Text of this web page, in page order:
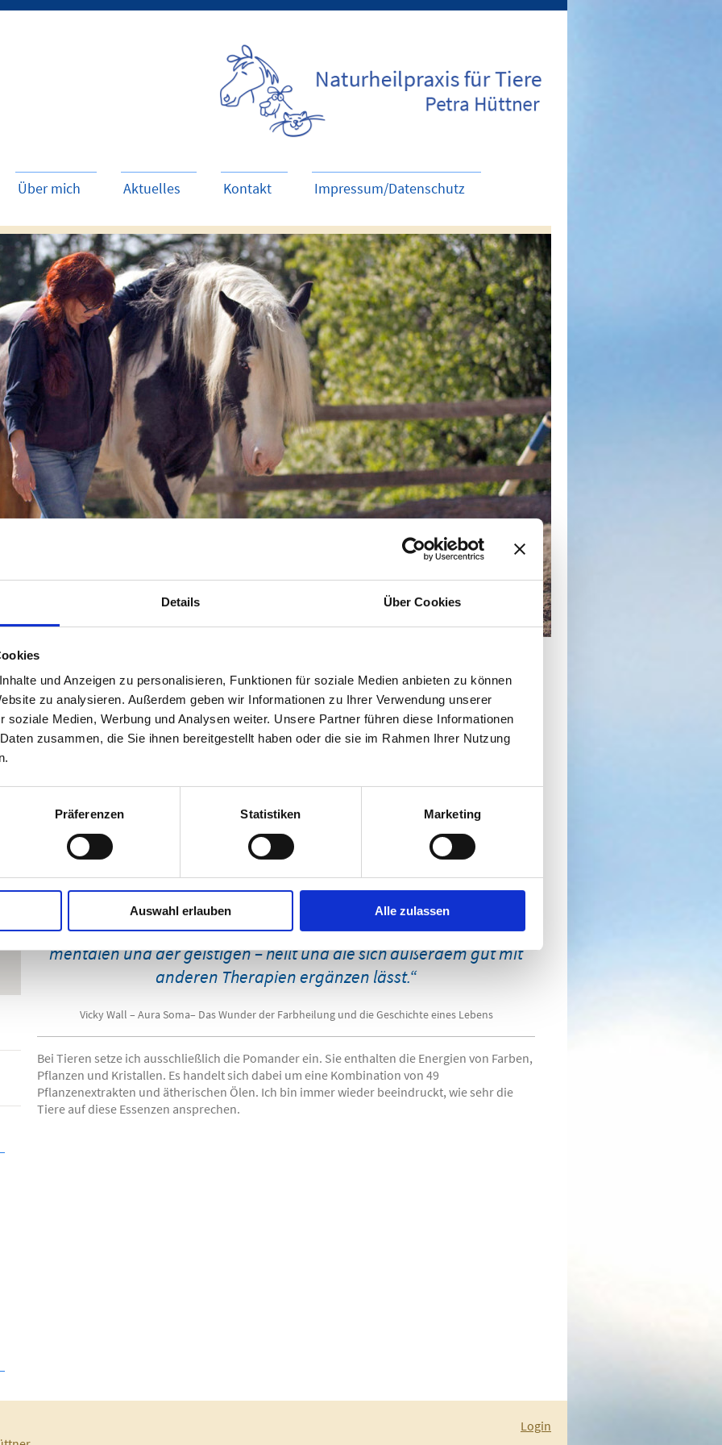
Details Über Cookies
und Anzeigen zu personalisieren, Funktionen für soziale Medien anbieten zu können
zu analysieren. Außerdem geben wir Informationen zu Ihrer Verwendung unserer
soziale Medien, Werbung und Analysen weiter. Unsere Partner führen diese Informationen
zusammen, die Sie ihnen bereitgestellt haben oder die sie im Rahmen Ihrer Nutzung
Präferenzen Statistiken Marketing
Auswahl erlauben Alle zulassen
Über mich Aktuelles Kontakt Impressum/Datenschutz
Aura Soma
Die Engländerin Vicky Wall(1918 – 1991) war bereits über sechzig Jahre alt und fast völlig
erblindet, als sie in einer Nacht im Jahr 1984, einer inneren Eingebung folgend, Aura-Soma
„Doch mein »Weg nach Damaskus« brachte mir eine strahlende
Offenbarung: die Geburt der Aura-Soma-Balance-Öle, die sich als
Spiegel der Seele erwiesen und die das Leben so vieler Menschen
verändern und heilen sollten. Mit Aura-Soma entfaltete sich eine
einzigartige Facette der Farbtherapie, die viele Lebensenergien
einschließt und auf allen Ebenen – auf der körperlichen, der
mentalen und der geistigen – heilt und die sich außerdem gut mit
anderen Therapien ergänzen lässt.“
Vicky Wall – Aura Soma– Das Wunder der Farbheilung und die Geschichte eines Lebens
Bei Tieren setze ich ausschließlich die Pomander ein. Sie enthalten die Energien von Farben,
Pflanzen und Kristallen. Es handelt sich dabei um eine Kombination von 49
Pflanzenextrakten und ätherischen Ölen. Ich bin immer wieder beeindruckt, wie sehr die
Tiere auf diese Essenzen ansprechen.
Login